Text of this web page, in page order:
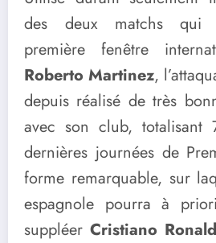
des deux matchs qui
première fenêtre
Roberto Martinez,
depuis réalisé de très
avec son club,
dernières journées de
forme remarquable, sur
espagnole pourra à
suppléerCristiano